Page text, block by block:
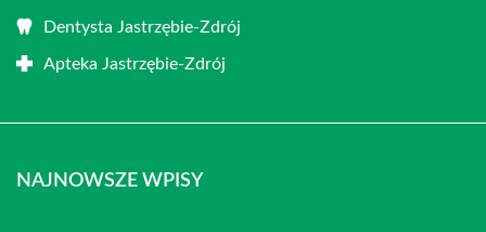
Dentysta Jastrzębie-Zdrój
Apteka Jastrzębie-Zdrój
NAJNOWSZE WPISY